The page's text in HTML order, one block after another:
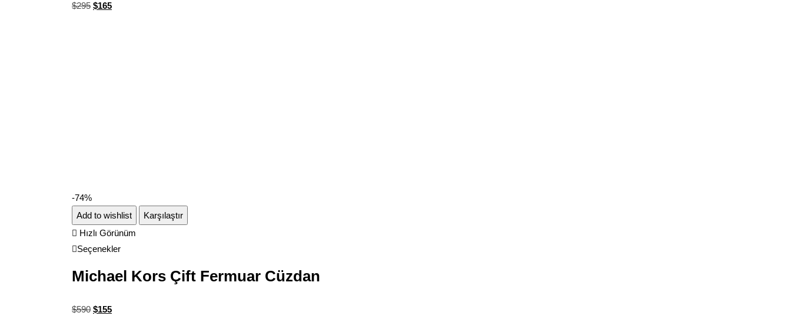
$295 $165
-74%
Add to wishlist
Karşılaştır
Hızlı Görünüm
Seçenekler
Michael Kors Çift Fermuar Cüzdan
$590 $155